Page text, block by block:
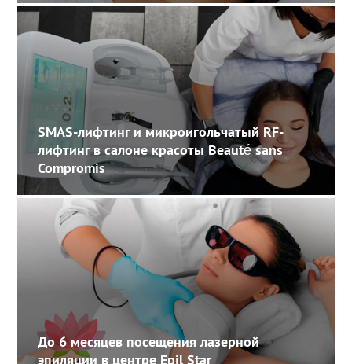
SMAS-лифтинг и микроигольчатый RF-
лифтинг в салоне красоты Beauté sans
Compromis
До 6 месяцев посещения лазерной
эпиляции в центре Epil Star